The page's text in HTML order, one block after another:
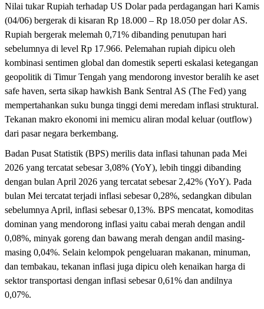
Nilai tukar Rupiah terhadap US Dolar pada perdagangan hari Kamis
(04/06) bergerak di kisaran Rp 18.000 – Rp 18.050 per dolar AS.
Rupiah bergerak melemah 0,71% dibanding penutupan hari
sebelumnya di level Rp 17.966. Pelemahan rupiah dipicu oleh
kombinasi sentimen global dan domestik seperti eskalasi ketegangan
geopolitik di Timur Tengah yang mendorong investor beralih ke aset
safe haven, serta sikap hawkish Bank Sentral AS (The Fed) yang
mempertahankan suku bunga tinggi demi meredam inflasi struktural.
Tekanan makro ekonomi ini memicu aliran modal keluar (outflow)
dari pasar negara berkembang.
Badan Pusat Statistik (BPS) merilis data inflasi tahunan pada Mei
2026 yang tercatat sebesar 3,08% (YoY), lebih tinggi dibanding
dengan bulan April 2026 yang tercatat sebesar 2,42% (YoY). Pada
bulan Mei tercatat terjadi inflasi sebesar 0,28%, sedangkan dibulan
sebelumnya April, inflasi sebesar 0,13%. BPS mencatat, komoditas
dominan yang mendorong inflasi yaitu cabai merah dengan andil
0,08%, minyak goreng dan bawang merah dengan andil masing-
masing 0,04%. Selain kelompok pengeluaran makanan, minuman,
dan tembakau, tekanan inflasi juga dipicu oleh kenaikan harga di
sektor transportasi dengan inflasi sebesar 0,61% dan andilnya
0,07%.